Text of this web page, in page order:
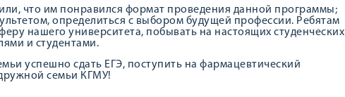
что им понравился формат проведения данной программы;
определиться с выбором будущей профессии. Ребятам
нашего университета, побывать на настоящих студенческих
и студентами.
успешно сдать ЕГЭ, поступить на фармацевтический
семьи КГМУ!